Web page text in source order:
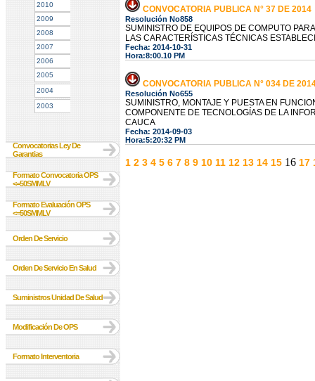
2010
2009
2008
2007
2006
2005
2004
2003
Convocatorias Ley De
Garantias
Formato Convocatoria OPS
<=50SMMLV
Formato Evaluación OPS
<=50SMMLV
Orden De Servicio
Orden De Servicio En Salud
Suministros Unidad De Salud
Modificación De OPS
Formato Interventoria
CONVOCATORIA PUBLICA N° 37 DE 2014
Resolución No858
SUMINISTRO DE EQUIPOS DE COMPUTO
LAS CARACTERÍSTICAS TÉCNICAS
Fecha: 2014-10-31
Hora:8:00.10 PM
CONVOCATORIA PUBLICA N° 034 DE
Resolución No655
SUMINISTRO, MONTAJE Y PUESTA EN
COMPONENTE DE TECNOLOGÍAS DE LA
CAUCA
Fecha: 2014-09-03
Hora:5:20:32 PM
1 2 3 4 5 6 7 8 9 10 11 12 13 14 15 16 17